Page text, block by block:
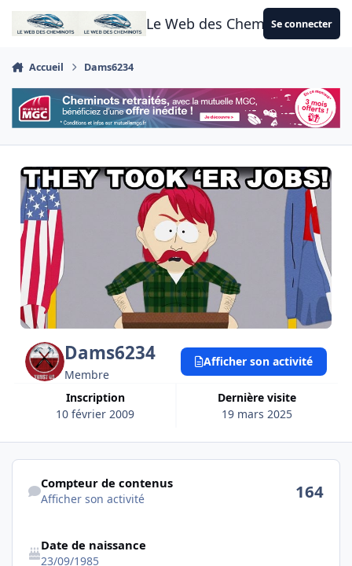
Aller au contenu
Le Web des CheminotsSe connecter
Accueil Dams6234
Dams6234
Membre
Inscription
10 février 2009
Dernière visite
19 mars 2025
Afficher son activité
Afficher son activité
Compteur de contenus
Afficher son activité 164
Date de naissance
23/09/1985